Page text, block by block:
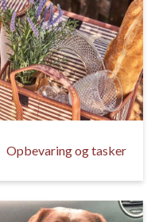
Opbevaring og tasker